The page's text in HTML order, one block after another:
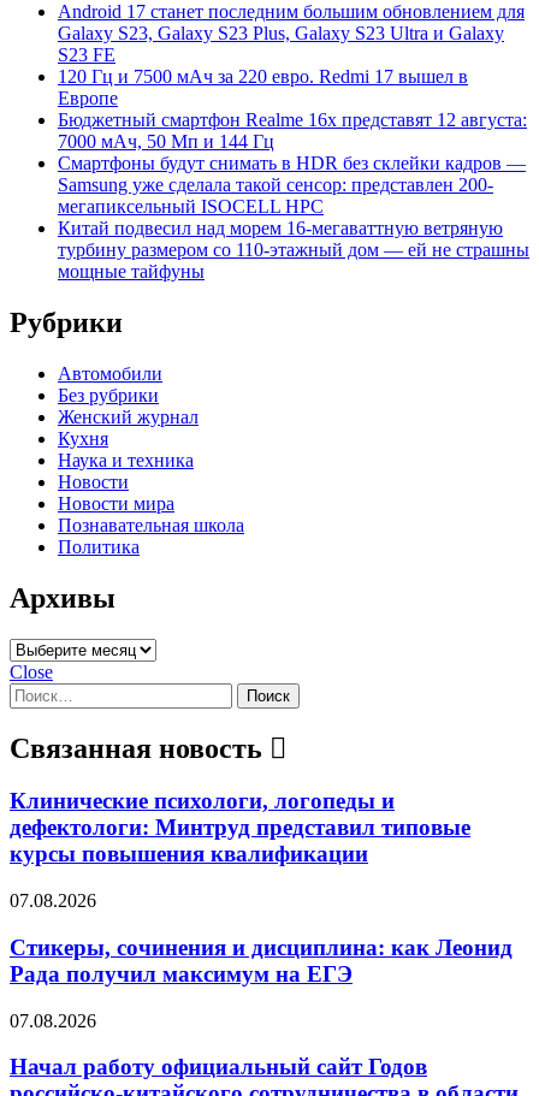
Android 17 станет последним большим обновлением для
Galaxy S23, Galaxy S23 Plus, Galaxy S23 Ultra и Galaxy
S23 FE
120 Гц и 7500 мАч за 220 евро. Redmi 17 вышел в
Европе
Бюджетный смартфон Realme 16x представят 12 августа:
7000 мАч, 50 Мп и 144 Гц
Смартфоны будут снимать в HDR без склейки кадров —
Samsung уже сделала такой сенсор: представлен 200-
мегапиксельный ISOCELL HPC
Китай подвесил над морем 16-мегаваттную ветряную
турбину размером со 110-этажный дом — ей не страшны
мощные тайфуны
Рубрики
Автомобили
Без рубрики
Женский журнал
Кухня
Наука и техника
Новости
Новости мира
Познавательная школа
Политика
Архивы
Архивы
Close
Найти:
Связанная новость
Клинические психологи, логопеды и
дефектологи: Минтруд представил типовые
курсы повышения квалификации
07.08.2026
Стикеры, сочинения и дисциплина: как Леонид
Рада получил максимум на ЕГЭ
07.08.2026
Начал работу официальный сайт Годов